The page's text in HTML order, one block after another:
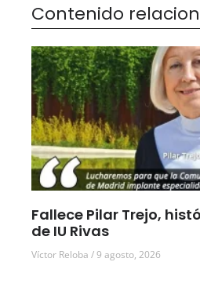
Contenido
Fallece Pilar Trejo,
de IU Rivas
Víctor Reloba 9 agosto, 2026